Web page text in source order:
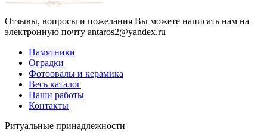
Отзывы, вопросы и пожелания Вы можете написать нам на
электронную почту antaros2@yandex.ru
Памятники
Оградки
Фотоовалы и керамика
Весь каталог
Наши работы
Контакты
Ритуальные принадлежности